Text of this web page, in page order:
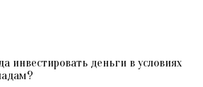
инвестировать деньги в условиях